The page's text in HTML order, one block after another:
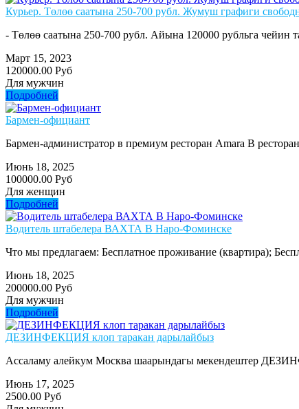
Курьер. Төлөө саатына 250-700 рубл. Жумуш графиги
- Төлөө саатына 250-700 рубл. Айына 120000 рубльга
Март 15, 2023
120000.00 Руб
Для мужчин
Подробней
Бармен-официант
Бармен-администратор в премиум ресторан Amara В
Июнь 18, 2025
100000.00 Руб
Для женщин
Подробней
Водитель штабелера ВАХТА В Наро-Фоминске
Что мы предлагаем: Бесплатное проживание (квартира);
Июнь 18, 2025
200000.00 Руб
Для мужчин
Подробней
ДЕЗИНФЕКЦИЯ клоп таракан дарылайбыз
Ассаламу алейкум Москва шаарындагы мекендештер
Июнь 17, 2025
2500.00 Руб